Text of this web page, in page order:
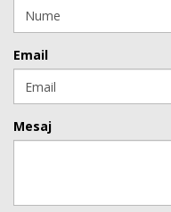
Email
Mesaj